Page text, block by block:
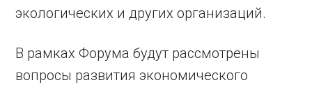
экологических и других организаций.
В рамках Форума будут рассмотрены
вопросы развития экономического